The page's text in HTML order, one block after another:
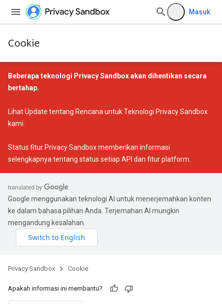
Masuk
Cookie
Beberapa teknologi Privacy Sandbox akan dihentikan secara
bertahap.
LihatUpdate tentang Rencana untuk Teknologi Privacy Sandbox
kami.
Status fitur Privacy Sandboxmemberikan informasi
selengkapnya tentang status setiap API dan fitur platform.
Google menggunakan teknologi AI untuk menerjemahkan konten
ke dalam bahasa pilihan Anda. Terjemahan AI mungkin
mengandung kesalahan.
Privacy Sandbox Cookie
Apakah informasi ini membantu?